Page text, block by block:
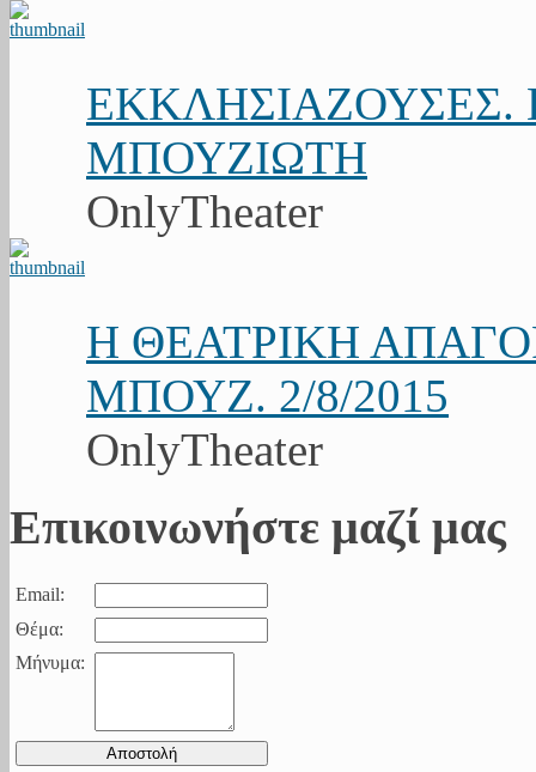
ΕΚΚΛΗΣΙΑΖΟΥΣΕΣ.
ΜΠΟΥΖΙΩΤΗ
OnlyTheater
Η ΘΕΑΤΡΙΚΗ
ΜΠΟΥΖ. 2/8/2015
OnlyTheater
Επικοινωνήστε μαζί μας
Email:
Θέμα:
Μήνυμα: